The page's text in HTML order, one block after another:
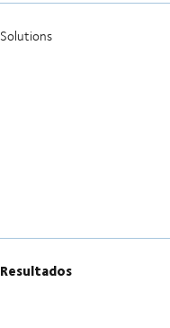
Solutions
Resultados